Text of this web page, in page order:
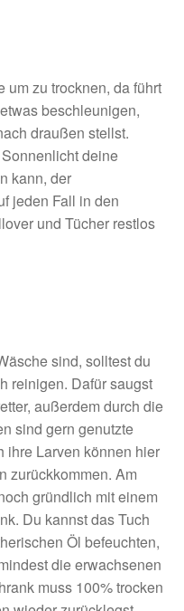
um zu trocknen, da führt
beschleunigen,
draußen stellst.
deine
kann, der
jeden Fall in den
und Tücher restlos
sind, solltest du
reinigen. Dafür saugst
außerdem durch die
sind gern genutzte
ihre Larven können hier
zurückkommen. Am
gründlich mit einem
Du kannst das Tuch
Öl befeuchten,
die erwachsenen
muss 100% trocken